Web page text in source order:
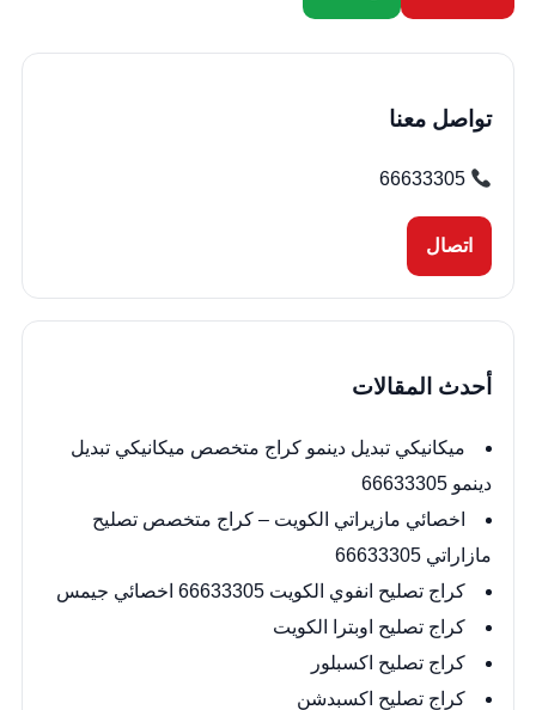
تواصل معنا
66633305
اتصال
أحدث المقالات
ميكانيكي تبديل دينمو كراج متخصص ميكانيكي تبديل
دينمو 66633305
اخصائي مازيراتي الكويت – كراج متخصص تصليح
مازاراتي 66633305
كراج تصليح انفوي الكويت 66633305 اخصائي جيمس
كراج تصليح اوبترا الكويت
كراج تصليح اكسبلور
كراج تصليح اكسبدشن